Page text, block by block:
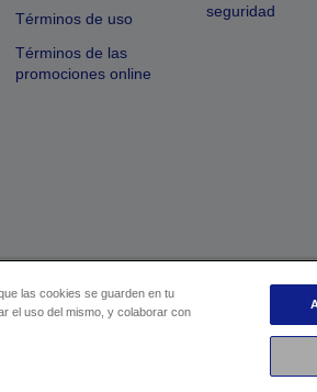
Términos de uso
Términos de las
promociones online
seguridad
Identificación de cumplimiento de los
Ponte
las cookies se guarden en tu
el uso del mismo, y colaborar con